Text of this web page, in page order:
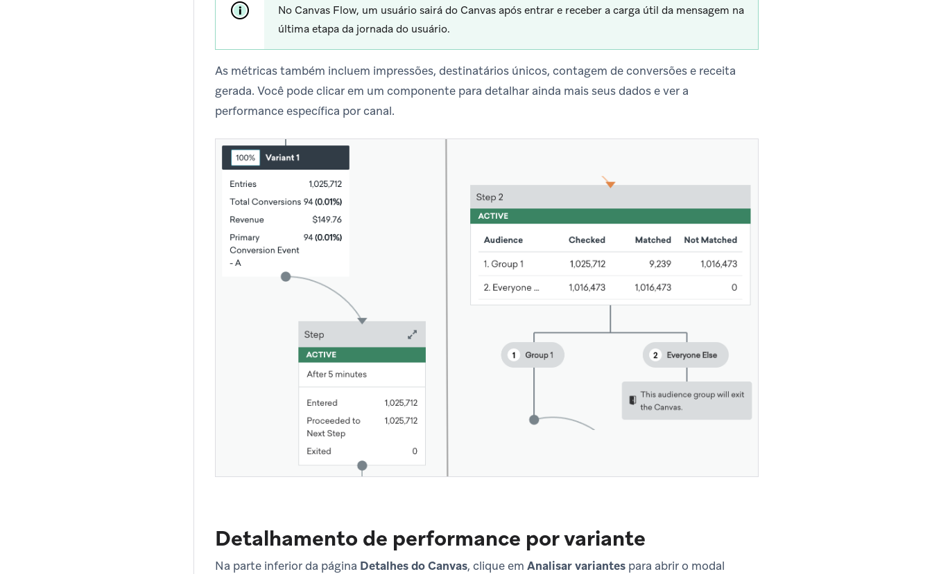
No Canvas Flow, um usuário sairá do Canvas após entrar e receber a carga útil da mensagem na
última etapa da jornada do usuário.
As métricas também incluem impressões, destinatários únicos, contagem de conversões e receita
gerada. Você pode clicar em um componente para detalhar ainda mais seus dados e ver a
performance específica por canal.
Detalhamento de performance por variante
Na parte inferior da página Detalhes do Canvas, clique em Analisar variantes para abrir o modal